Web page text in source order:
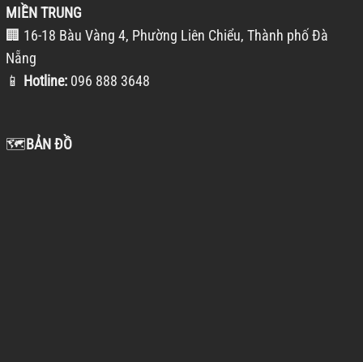
MIỀN TRUNG
🏢 16-18 Bàu Vàng 4, Phường Liên Chiểu, Thành phố Đà
Nẵng
📱 Hotline: 096 888 3648
🗺️BẢN ĐỒ